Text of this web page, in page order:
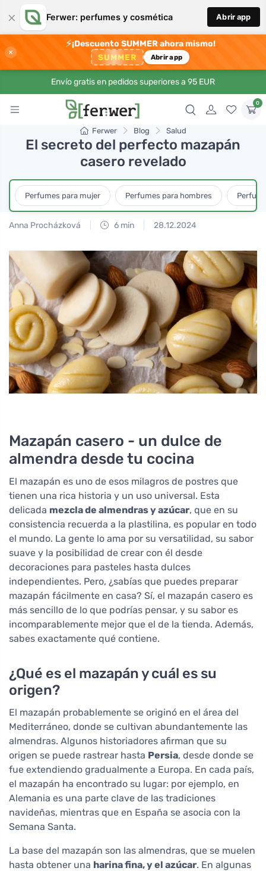
× Ferwer: perfumes y cosmética Abrir app
×
⚡¡Descuento SUMMER ahora mismo!
SUMMER Abrir app
Envío gratis en pedidos superiores a 95 EUR
0
Ferwer Blog Salud
El secreto del perfecto mazapán
casero revelado
Perfumes para mujer Perfumes para hombres
Anna Procházková 6 min 28.12.2024
Mazapán casero - un dulce de
almendra desde tu cocina
El mazapán es uno de esos milagros de postres que
tienen una rica historia y un uso universal. Esta
delicada mezcla de almendras y azúcar, que en su
consistencia recuerda a la plastilina, es popular en todo
el mundo. La gente lo ama por su versatilidad, su sabor
suave y la posibilidad de crear con él desde
decoraciones para pasteles hasta dulces
independientes. Pero, ¿sabías que puedes preparar
mazapán fácilmente en casa? Sí, el mazapán casero es
más sencillo de lo que podrías pensar, y su sabor es
incomparablemente mejor que el de la tienda. Además,
sabes exactamente qué contiene.
¿Qué es el mazapán y cuál es su
origen?
El mazapán probablemente se originó en el área del
Mediterráneo, donde se cultivan abundantemente las
almendras. Algunos historiadores afirman que su
origen se puede rastrear hasta Persia, desde donde se
fue extendiendo gradualmente a Europa. En cada país,
el mazapán ha encontrado su lugar: por ejemplo, en
Alemania es una parte clave de las tradiciones
navideñas, mientras que en España se asocia con la
Semana Santa.
La base del mazapán son las almendras, que se muelen
hasta obtener una harina fina, y el azúcar. En algunas